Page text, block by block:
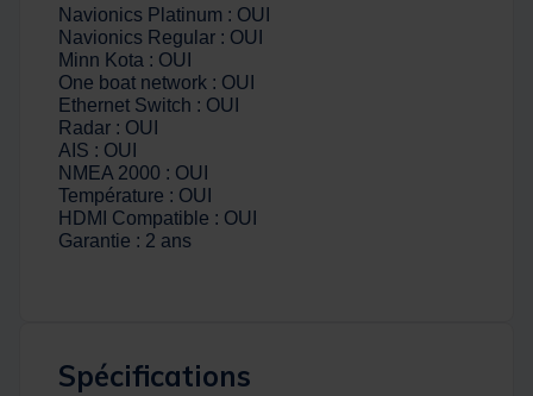
Navionics Platinum : OUI
Navionics Regular : OUI
Minn Kota : OUI
One boat network : OUI
Ethernet Switch : OUI
Radar : OUI
AIS : OUI
NMEA 2000 : OUI
Température : OUI
HDMI Compatible : OUI
Garantie : 2 ans
Spécifications